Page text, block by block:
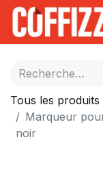
Tous les produits
Marqueur
noir